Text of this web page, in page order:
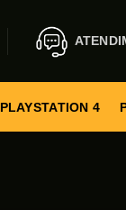
PLAYSTATION 4